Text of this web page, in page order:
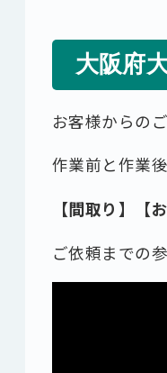
大阪府
お客様からの
作業前と作業
【間取り】【
ご依頼までの